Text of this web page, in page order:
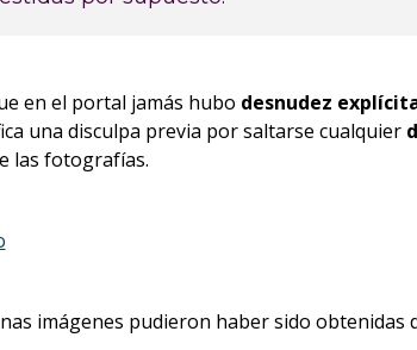
en el portal jamás hubo desnudez
una disculpa previa por saltarse cualquier
las fotografías.
imágenes pudieron haber sido obtenidas